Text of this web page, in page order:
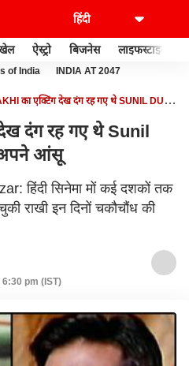
ऐस्ट्रो बिजनेस लाइफस्टाइल
of India INDIA AT 2047
का एक्टिंग देख दंग रह गए थे SUNIL DUTT,
दंग रह गए थे Sunil
अपने आंसू
हिंदी सिनेमा मों कई दशकों तक
राखी इन दिनों चकौचौंध की
pm (IST)